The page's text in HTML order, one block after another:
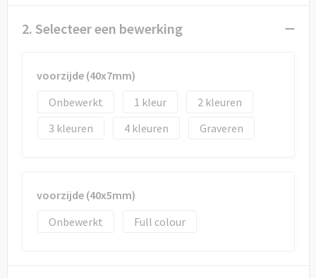
Goodiebags
2. Selecteer een bewerking
voorzijde (40x7mm)
Onbewerkt
1
2
3
4 Graveren
voorzijde (40x5mm)
Onbewerkt
Full colour